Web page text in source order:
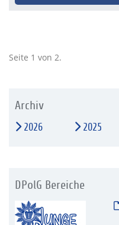
Seite 1 von 2.
Archiv
2026 2025
DPolG Bereiche